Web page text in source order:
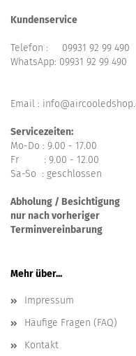
Kundenservice
Telefon : 09931 92 99 490
WhatsApp: 09931 92 99 490
Email :
Servicezeiten:
Mo-Do : 9.00 - 17.00
Fr : 9.00 - 12.00
Sa-So : geschlossen
Abholung / Besichtigung
nur nach vorheriger
Terminvereinbarung
Mehr über...
Impressum
Häufige Fragen (FAQ)
Kontakt